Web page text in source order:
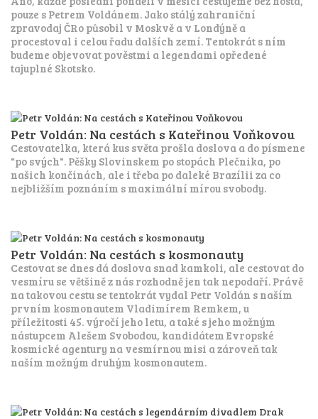
pouze s Petrem Voldánem. Jako stálý zahraniční
zpravodaj ČRo působil v Moskvě a v Londýně a
procestoval i celou řadu dalších zemí. Tentokrát s ním
budeme objevovat pověstmi a legendami opředené
tajuplné Skotsko.
Petr Voldán: Na cestách s Kateřinou Voňkovou
Cestovatelka, která kus světa prošla doslova a do písmene
"po svých". Pěšky Slovinskem po stopách Plečnika, po
našich končinách, ale i třeba po daleké Brazílii za co
nejbližším poznáním s maximální mírou svobody.
Petr Voldán: Na cestách s kosmonauty
Cestovat se dnes dá doslova snad kamkoli, ale cestovat do
vesmíru se většině z nás rozhodně jen tak nepodaří. Právě
na takovou cestu se tentokrát vydal Petr Voldán s naším
prvním kosmonautem Vladimírem Remkem, u
příležitosti 45. výročí jeho letu, a také s jeho možným
nástupcem Alešem Svobodou, kandidátem Evropské
kosmické agentury na vesmírnou misi a zároveň tak
naším možným druhým kosmonautem.